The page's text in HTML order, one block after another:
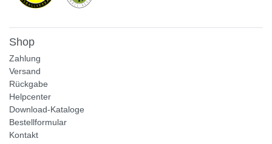
Shop
Zahlung
Versand
Rückgabe
Helpcenter
Download-Kataloge
Bestellformular
Kontakt